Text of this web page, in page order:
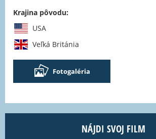
Krajina pôvodu:
USA
Veľká Británia
Fotogaléria
NÁJDI SVOJ FILM